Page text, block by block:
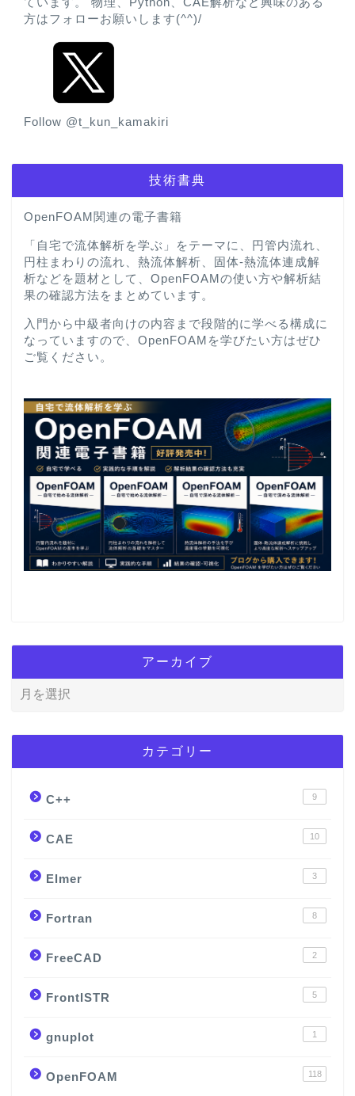
方はフォローお願いします(^^)/
Follow @t_kun_kamakiri
技術書典
OpenFOAM関連の電子書籍
「自宅で流体解析を学ぶ」をテーマに、円管内流れ、
円柱まわりの流れ、熱流体解析、固体-熱流体連成解
析などを題材として、OpenFOAMの使い方や解析結
果の確認方法をまとめています。
入門から中級者向けの内容まで段階的に学べる構成に
なっていますので、OpenFOAMを学びたい方はぜひ
ご覧ください。
アーカイブ
カテゴリー
C++ 9
CAE 10
Elmer 3
Fortran 8
FreeCAD 2
FrontISTR 5
gnuplot 1
OpenFOAM 118